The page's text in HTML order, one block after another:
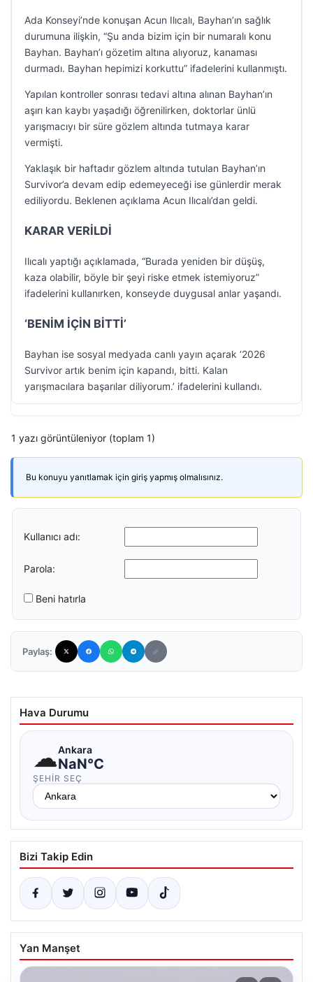
Ada Konseyi’nde konuşan Acun Ilıcalı, Bayhan’ın sağlık
durumuna ilişkin, “Şu anda bizim için bir numaralı konu
Bayhan. Bayhan’ı gözetim altına alıyoruz, kanaması
durmadı. Bayhan hepimizi korkuttu” ifadelerini kullanmıştı.
Yapılan kontroller sonrası tedavi altına alınan Bayhan’ın
aşırı kan kaybı yaşadığı öğrenilirken, doktorlar ünlü
yarışmacıyı bir süre gözlem altında tutmaya karar
vermişti.
Yaklaşık bir haftadır gözlem altında tutulan Bayhan’ın
Survivor’a devam edip edemeyeceği ise günlerdir merak
ediliyordu. Beklenen açıklama Acun Ilıcalı’dan geldi.
KARAR VERİLDİ
Ilıcalı yaptığı açıklamada, “Burada yeniden bir düşüş,
kaza olabilir, böyle bir şeyi riske etmek istemiyoruz”
ifadelerini kullanırken, konseyde duygusal anlar yaşandı.
‘BENİM İÇİN BİTTİ’
Bayhan ise sosyal medyada canlı yayın açarak ‘2026
Survivor artık benim için kapandı, bitti. Kalan
yarışmacılara başarılar diliyorum.’ ifadelerini kullandı.
1 yazı görüntüleniyor (toplam 1)
Bu konuyu yanıtlamak için giriş yapmış olmalısınız.
Kullanıcı adı:
Parola:
Beni hatırla
Paylaş:
Hava Durumu
☁Ankara
NaN°C
ŞEHIR SEÇ
Bizi Takip Edin
Yan Manşet